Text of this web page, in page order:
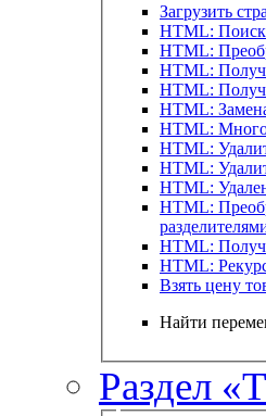
Загрузить
HTML: Поиск
HTML:
HTML:
HTML:
HTML:
HTML:
HTML:
HTML:
HTML:
HTML:
HTML:
HTML:
Взять цену
Найти
Раздел